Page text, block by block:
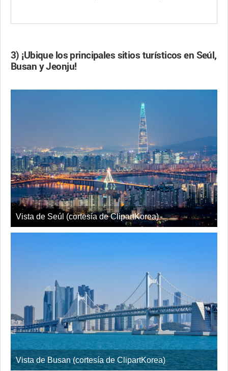
3) ¡Ubique los principales sitios turísticos en Seúl,
Busan y Jeonju!
Vista de Seúl (cortesía de ClipartKorea)
Vista de Busan (cortesía de ClipartKorea)